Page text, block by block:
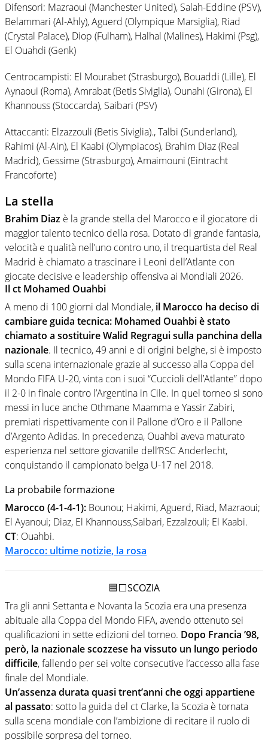
Difensori: Mazraoui (Manchester United), Salah-Eddine (PSV),
Belammari (Al-Ahly), Aguerd (Olympique Marsiglia), Riad
(Crystal Palace), Diop (Fulham), Halhal (Malines), Hakimi (Psg),
El Ouahdi (Genk)
Centrocampisti: El Mourabet (Strasburgo), Bouaddi (Lille), El
Aynaoui (Roma), Amrabat (Betis Siviglia), Ounahi (Girona), El
Khannouss (Stoccarda), Saibari (PSV)
Attaccanti: Elzazzouli (Betis Siviglia)., Talbi (Sunderland),
Rahimi (Al-Ain), El Kaabi (Olympiacos), Brahim Diaz (Real
Madrid), Gessime (Strasburgo), Amaimouni (Eintracht
Francoforte)
La stella
Brahim Diaz è la grande stella del Marocco e il giocatore di
maggior talento tecnico della rosa. Dotato di grande fantasia,
velocità e qualità nell’uno contro uno, il trequartista del Real
Madrid è chiamato a trascinare i Leoni dell’Atlante con
giocate decisive e leadership offensiva ai Mondiali 2026.
Il ct Mohamed Ouahbi
A meno di 100 giorni dal Mondiale, il Marocco ha deciso di
cambiare guida tecnica: Mohamed Ouahbiè stato
chiamato a sostituireWalid Regraguisulla panchina della
nazionale. Il tecnico, 49 anni e di origini belghe, si è imposto
sulla scena internazionale grazie al successo alla Coppa del
Mondo FIFA U-20, vinta con i suoi “Cuccioli dell’Atlante” dopo
il 2-0 in finale contro l’Argentina in Cile. In quel torneo si sono
messi in luce anche Othmane Maamma e Yassir Zabiri,
premiati rispettivamente con il Pallone d’Oro e il Pallone
d’Argento Adidas. In precedenza, Ouahbi aveva maturato
esperienza nel settore giovanile dell’RSC Anderlecht,
conquistando il campionato belga U-17 nel 2018.
La probabile formazione
Marocco (4-1-4-1): Bounou; Hakimi, Aguerd, Riad, Mazraoui;
El Ayanoui; Diaz, El Khannouss,Saibari, Ezzalzouli; El Kaabi.
CT: Ouahbi.
Marocco: ultime notizie, la rosa
🟦⬜SCOZIA
Tra gli anni Settanta e Novanta la Scozia era una presenza
abituale alla Coppa del Mondo FIFA, avendo ottenuto sei
qualificazioni in sette edizioni del torneo. Dopo Francia ’98,
però, la nazionale scozzese ha vissuto un lungo periodo
difficile, fallendo per sei volte consecutive l’accesso alla fase
finale del Mondiale.
Un’assenza durata quasi trent’anni che oggi appartiene
al passato: sotto la guida del ct Clarke, la Scozia è tornata
sulla scena mondiale con l’ambizione di recitare il ruolo di
possibile sorpresa del torneo.